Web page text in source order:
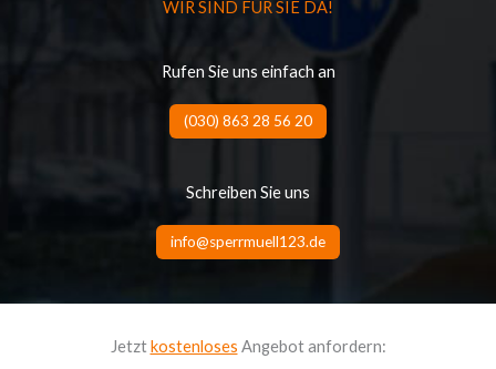
WIR SIND FÜR SIE DA!
Rufen Sie uns einfach an
(030) 863 28 56 20
Schreiben Sie uns
info@sperrmuell123.de
Jetztkostenloses Angebot anfordern: